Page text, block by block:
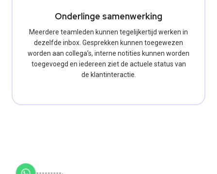
Onderlinge samenwerking
Meerdere teamleden kunnen tegelijkertijd werken in
dezelfde inbox. Gesprekken kunnen toegewezen
worden aan collega’s, interne notities kunnen worden
toegevoegd en iedereen ziet de actuele status van
de klantinteractie.